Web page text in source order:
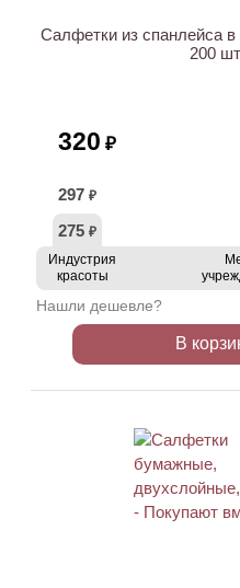
Салфетки из спанлейса
200 шт
320 ₽
297 ₽
275 ₽
Индустрия
красоты
Нашли дешевле?
В